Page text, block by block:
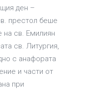
ден –
престол беше
на св. Емилиян
св. Литургия,
с анафората
и части от
при